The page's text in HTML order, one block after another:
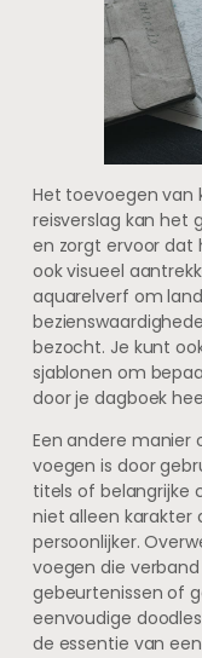
Het toevoegen van
reisverslag kan het
en zorgt ervoor dat
ook visueel
aquarelverf om
bezocht. Je kunt
sjablonen om
door je dagboek
Een andere
voegen is door
titels of belangrijke
niet alleen karakter
persoonlijker.
voegen die
gebeurtenissen of
eenvoudige
de essentie van